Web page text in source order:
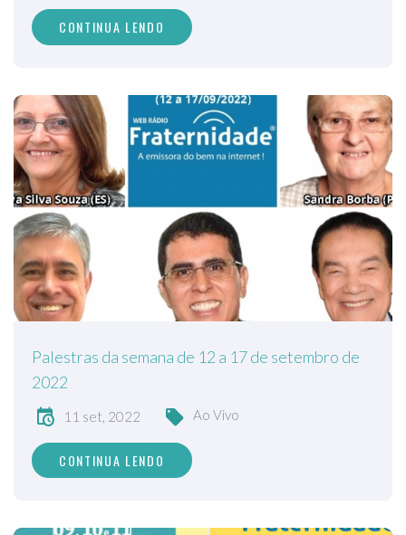
CONTINUA LENDO
Palestras da semana de 12 a 17 de setembro de
2022
11 set, 2022 Ao Vivo
CONTINUA LENDO